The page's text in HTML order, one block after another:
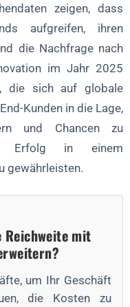
zeigen, dass
aufgreifen, ihren
die Nachfrage nach
im Jahr 2025
die sich auf globale
Kunden in die Lage,
und Chancen zu
Erfolg in einem
gewährleisten.
mit
um Ihr Geschäft
die Kosten zu